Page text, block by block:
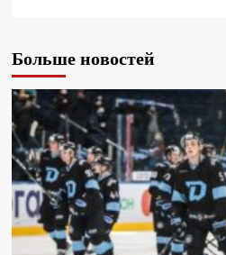
Больше новостей